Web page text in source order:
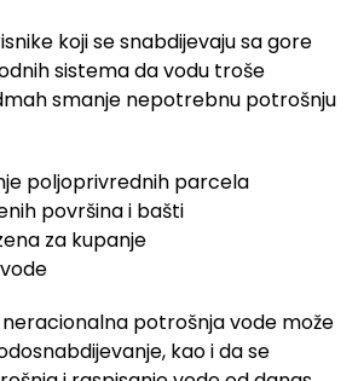
koji se snabdijevaju sa gore
sistema da vodu troše
smanje nepotrebnu potrošnju
poljoprivrednih parcela
površina i bašti
za kupanje
potrošnja vode može
kao i da se